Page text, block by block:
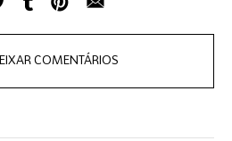
COMENTÁRIOS